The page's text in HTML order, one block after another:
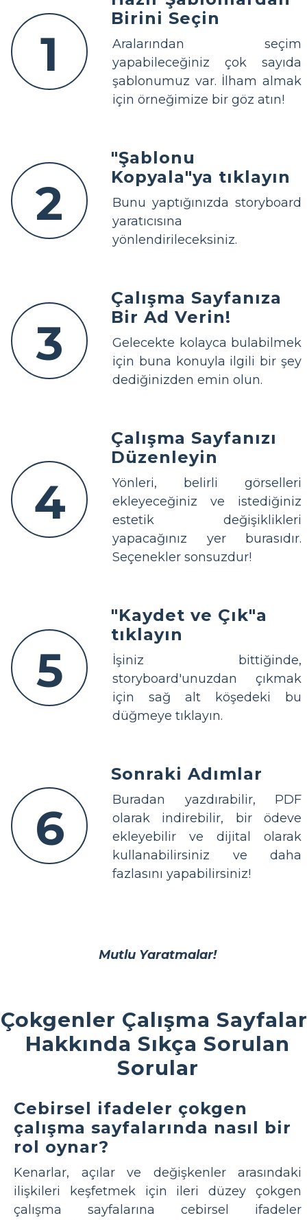
1
Birini Seçin
Aralarından seçim
yapabileceğiniz çok sayıda
şablonumuz var. İlham almak
için örneğimize bir göz atın!
2
"Şablonu
Kopyala"ya tıklayın
Bunu yaptığınızda storyboard
yaratıcısına
yönlendirileceksiniz.
3
Çalışma Sayfanıza
Bir Ad Verin!
Gelecekte kolayca bulabilmek
için buna konuyla ilgili bir şey
dediğinizden emin olun.
4
Çalışma Sayfanızı
Düzenleyin
Yönleri, belirli görselleri
ekleyeceğiniz ve istediğiniz
estetik değişiklikleri
yapacağınız yer burasıdır.
Seçenekler sonsuzdur!
5
"Kaydet ve Çık"a
tıklayın
İşiniz bittiğinde,
storyboard'unuzdan çıkmak
için sağ alt köşedeki bu
düğmeye tıklayın.
6
Sonraki Adımlar
Buradan yazdırabilir, PDF
olarak indirebilir, bir ödeve
ekleyebilir ve dijital olarak
kullanabilirsiniz ve daha
fazlasını yapabilirsiniz!
Mutlu Yaratmalar!
Çokgenler Çalışma
Hakkında Sıkça Sorulan
Sorular
Cebirsel ifadeler çokgen
çalışma sayfalarında nasıl bir
rol oynar?
Kenarlar, açılar ve değişkenler arasındaki
ilişkileri keşfetmek için ileri düzey çokgen
çalışma sayfalarına cebirsel ifadeler